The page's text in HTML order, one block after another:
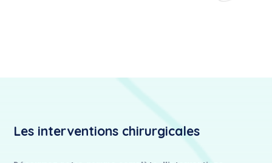
Les interventions chirurgicales